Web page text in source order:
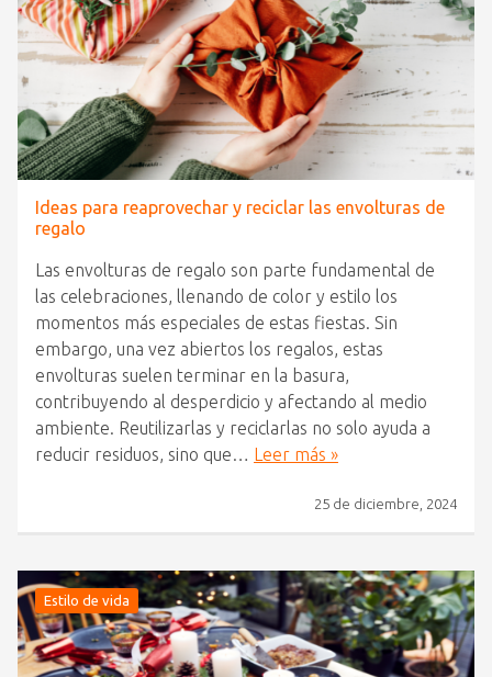
Ideas para reaprovechar y reciclar las envolturas de
regalo
Las envolturas de regalo son parte fundamental de
las celebraciones, llenando de color y estilo los
momentos más especiales de estas fiestas. Sin
embargo, una vez abiertos los regalos, estas
envolturas suelen terminar en la basura,
contribuyendo al desperdicio y afectando al medio
ambiente. Reutilizarlas y reciclarlas no solo ayuda a
reducir residuos, sino que… Leer más »
25 de diciembre, 2024
Estilo de vida